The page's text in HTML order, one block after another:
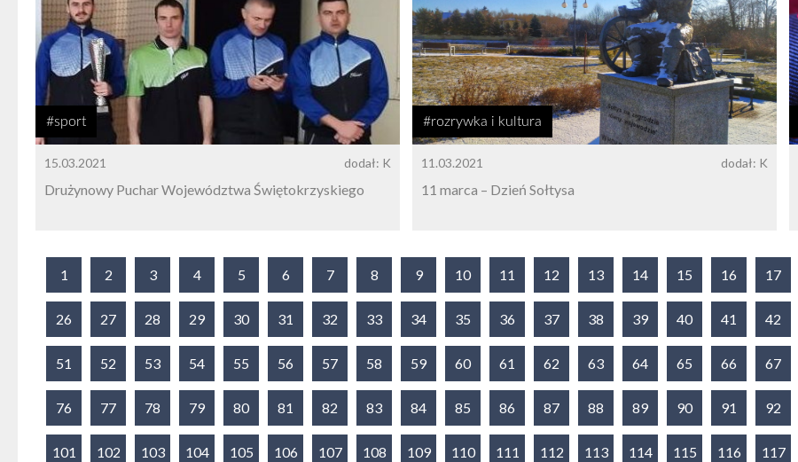
#sport
15.03.2021 dodał: K
Drużynowy Puchar Województwa Świętokrzyskiego
#rozrywka i kultura
11.03.2021 dodał: K
11 marca – Dzień Sołtysa
1 2 3 4 5 6 7 8 9 10 11 12 13 14 15 16 17
26 27 28 29 30 31 32 33 34 35 36 37 38 39 40 41 42
51 52 53 54 55 56 57 58 59 60 61 62 63 64 65 66 67
76 77 78 79 80 81 82 83 84 85 86 87 88 89 90 91 92
101 102 103 104 105 106 107 108 109 110 111 112 113 114 115 116 117